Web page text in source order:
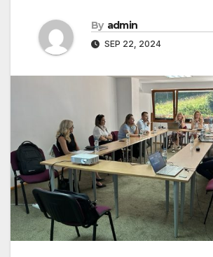
By admin
SEP 22, 2024